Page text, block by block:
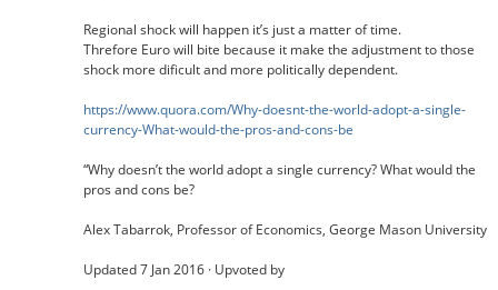
Regional shock will happen it’s just a matter of time.
Threfore Euro will bite because it make the adjustment to those
shock more dificult and more politically dependent.
https://www.quora.com/Why-doesnt-the-world-adopt-a-single-
currency-What-would-the-pros-and-cons-be
“Why doesn’t the world adopt a single currency? What would the
pros and cons be?
Alex Tabarrok, Professor of Economics, George Mason University
Updated 7 Jan 2016 · Upvoted by